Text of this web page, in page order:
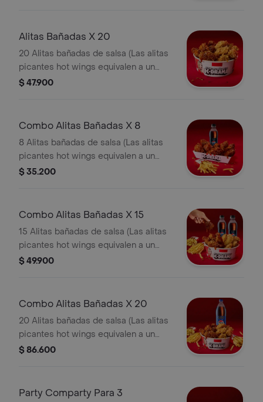
Alitas Bañadas X 20
20 Alitas bañadas de salsa (Las alitas
picantes hot wings equivalen a un
trozo de ala)
$ 47.900
Combo Alitas Bañadas X 8
8 Alitas bañadas de salsa (Las alitas
picantes hot wings equivalen a un
trozo de ala) + 1 Papa Pequeña + 1
$ 35.200
Combo Alitas Bañadas X 15
15 Alitas bañadas de salsa (Las alitas
picantes hot wings equivalen a un
trozo de ala) + 2 Papa Pequeña + 2
$ 49.900
Combo Alitas Bañadas X 20
20 Alitas bañadas de salsa (Las alitas
picantes hot wings equivalen a un
trozo de ala) + 3 Papa Pequeña + 1
$ 86.600
Party Comparty Para 3